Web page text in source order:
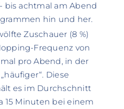
bis achtmal am Abend
hin und her.
Zuschauer (8 %)
Frequenz von
pro Abend, in der
Diese
es im Durchschnitt
15 Minuten bei einem